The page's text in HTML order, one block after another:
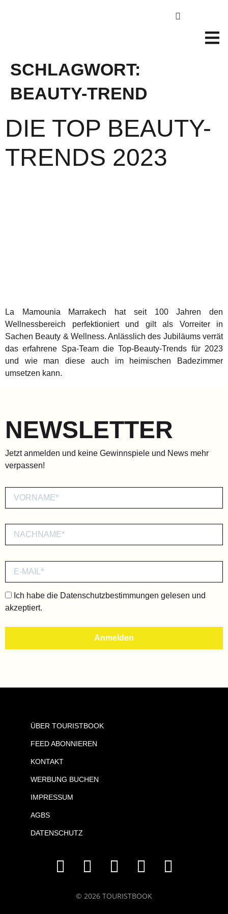
SCHLAGWORT:
BEAUTY-TREND
DIE TOP BEAUTY-
TRENDS 2023
La Mamounia Marrakech hat seit 100 Jahren den
Wellnessbereich perfektioniert und gilt als Vorreiter in
Sachen Beauty & Wellness. Anlässlich des Jubiläums verrät
das erfahrene Spa-Team die Top-Beauty-Trends für 2023
und wie man diese auch im heimischen Badezimmer
umsetzen kann.
NEWSLETTER
Jetzt anmelden und keine Gewinnspiele und News mehr
verpassen!
Ich habe die Datenschutzbestimmungen gelesen und
akzeptiert.
ÜBER TOURISTBOOK
FEED ABONNIEREN
KONTAKT
WERBUNG BUCHEN
IMPRESSUM
AGBS
DATENSCHUTZ
© 2026 TOURISTBOOK